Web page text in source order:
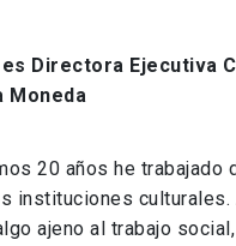
Directora Ejecutiva
Moneda
20 años he trabajado
instituciones culturales.
ajeno al trabajo